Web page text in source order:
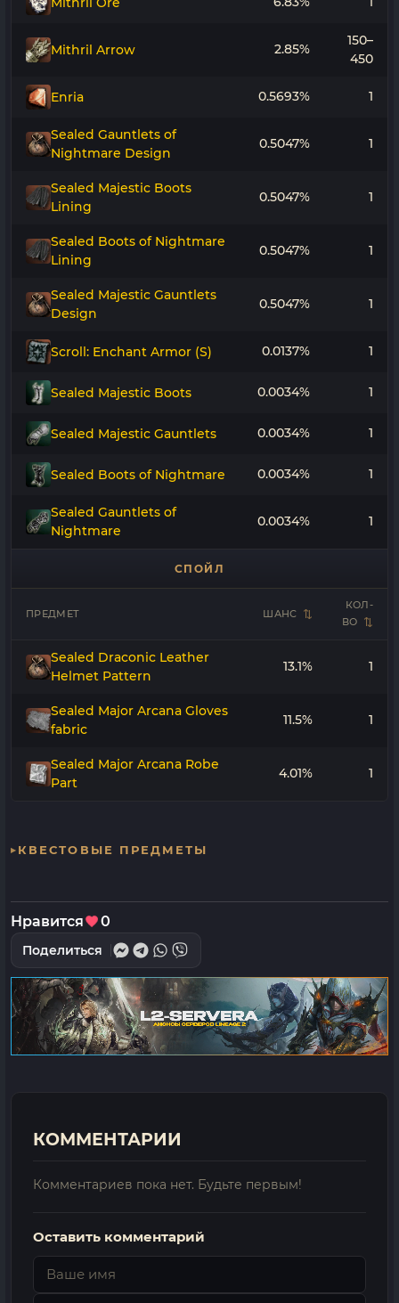
Mithril Arrow 2.85%
150–
450
Enria 0.5693% 1
Sealed Gauntlets of
Nightmare Design
0.5047% 1
Sealed Majestic Boots
Lining
0.5047% 1
Sealed Boots of Nightmare
Lining
0.5047% 1
Sealed Majestic Gauntlets
Design
0.5047% 1
Scroll: Enchant Armor (S) 0.0137% 1
Sealed Majestic Boots 0.0034% 1
Sealed Majestic Gauntlets 0.0034% 1
Sealed Boots of Nightmare 0.0034% 1
Sealed Gauntlets of
Nightmare
0.0034% 1
СПОЙЛ
ПРЕДМЕТ ШАНС
КОЛ-
ВО
Sealed Draconic Leather
Helmet Pattern
13.1% 1
Sealed Major Arcana Gloves
fabric
11.5% 1
Sealed Major Arcana Robe
Part
4.01% 1
КВЕСТОВЫЕ ПРЕДМЕТЫ
Нравится 0
Поделиться
КОММЕНТАРИИ
Комментариев пока нет. Будьте первым!
Оставить комментарий